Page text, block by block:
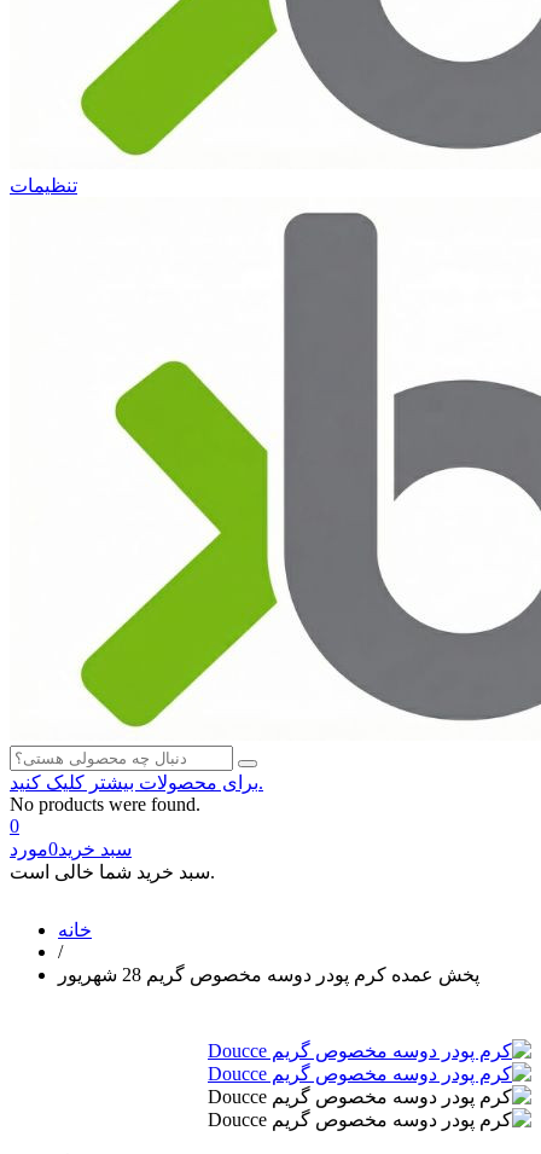
تنظیمات
برای محصولات بیشتر کلیک کنید.
No products were found.
0
سبد خرید0مورد
سبد خرید شما خالی است.
خانه
/
پخش عمده کرم پودر دوسه مخصوص گریم 28 شهریور